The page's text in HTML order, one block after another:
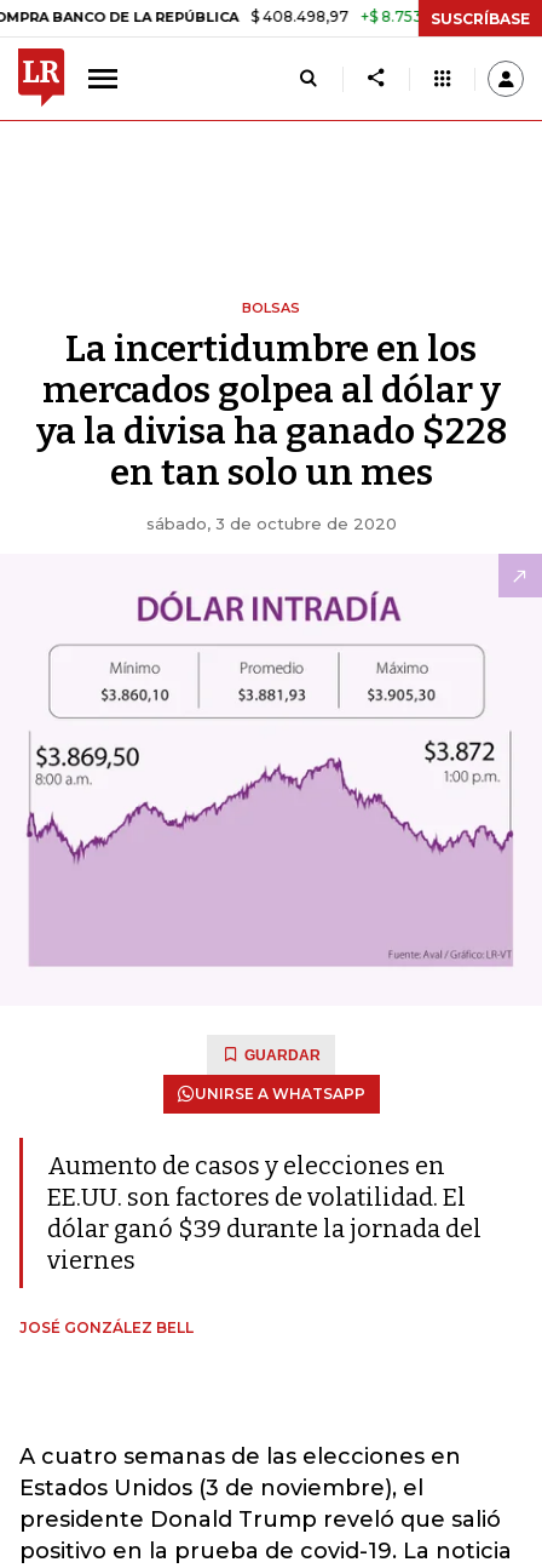
DE LA REPÚBLICA $ 408.498,97 +$ 8.753,81 +2,19% TASA DE
SUSCRÍBASE
BOLSAS
La incertidumbre en los
mercados golpea al dólar y
ya la divisa ha ganado $228
en tan solo un mes
sábado, 3 de octubre de 2020
GUARDAR
UNIRSE A WHATSAPP
Aumento de casos y elecciones en
EE.UU. son factores de volatilidad. El
dólar ganó $39 durante la jornada del
viernes
JOSÉ GONZÁLEZ BELL
A cuatro semanas de las elecciones en
Estados Unidos (3 de noviembre), el
presidente Donald Trump reveló que salió
positivo en la prueba de covid-19. La noticia